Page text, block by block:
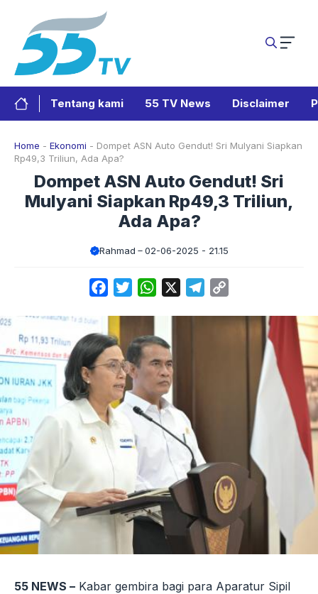
Tentang kami 55 TV News Disclaimer
Home - Ekonomi - Dompet ASN Auto Gendut! Sri Mulyani Siapkan
Rp49,3 Triliun, Ada Apa?
Dompet ASN Auto Gendut! Sri
Mulyani Siapkan Rp49,3 Triliun,
Ada Apa?
Rahmad 02-06-2025 - 21.15
FacebookTwitterWhatsApp Telegram
55 NEWS – Kabar gembira bagi para Aparatur Sipil